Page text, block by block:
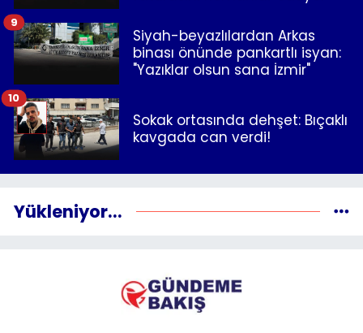
Siyah-beyazlılardan Arkas
binası önünde pankartlı isyan:
"Yazıklar olsun sana İzmir"
9
Sokak ortasında dehşet: Bıçaklı
kavgada can verdi!
10
Yükleniyor...